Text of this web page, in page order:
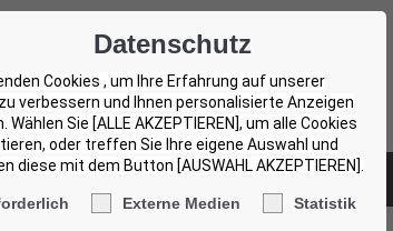
Datenschutz
Cookies , um Ihre Erfahrung auf unserer
verbessern und Ihnen personalisierte Anzeigen
Wählen Sie [ALLE AKZEPTIEREN], um alle Cookies
oder treffen Sie Ihre eigene Auswahl und
diese mit dem Button [AUSWAHL AKZEPTIEREN].
Externe Medien Statistik
Gebrauchtbus-Zentren